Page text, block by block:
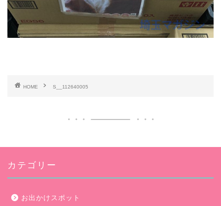
HOME S__112640005
カテゴリー
お出かけスポット